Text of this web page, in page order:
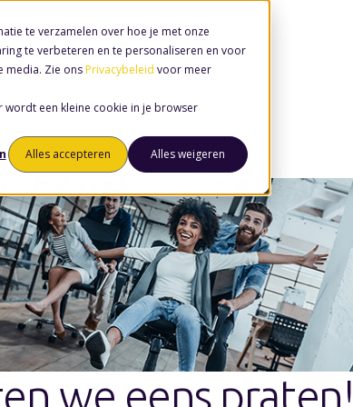
te verzamelen over hoe je met onze
te verbeteren en te personaliseren en voor
media. Zie ons Privacybeleid voor meer
wordt een kleine cookie in je browser
Alles accepteren Alles weigeren
we eens praten!